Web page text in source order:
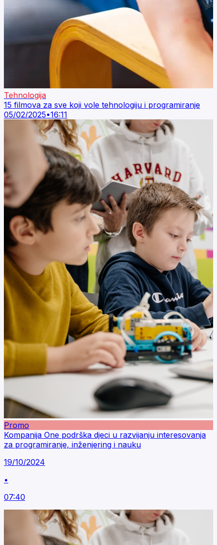
Tehnologija
15 filmova za sve koji vole tehnologiju i programiranje
05/02/2025•16:11
Promo
Kompanija One podrška djeci u razvijanju interesovanja
za programiranje, inženjering i nauku
19/10/2024
•
07:40